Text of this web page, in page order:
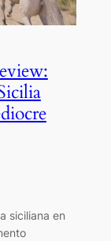
siciliana en